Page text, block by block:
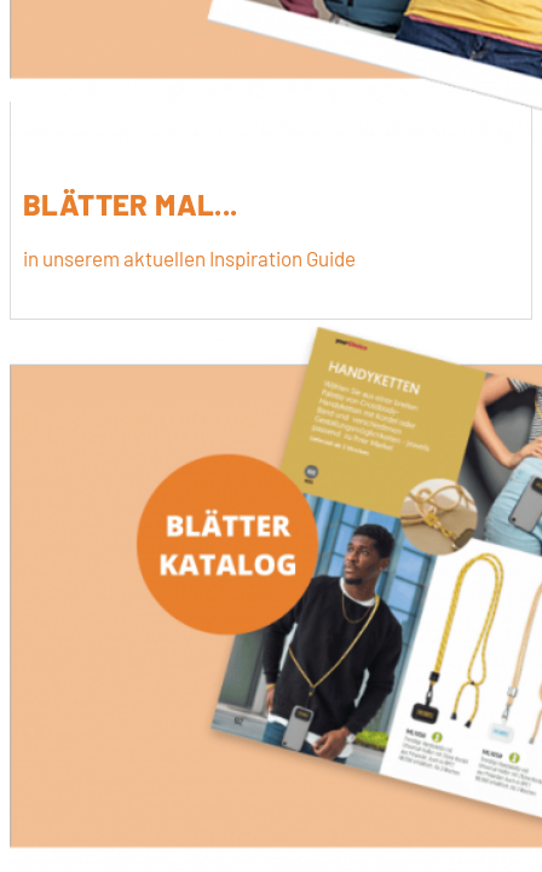
BLÄTTER MAL...
in unserem aktuellen Inspiration Guide